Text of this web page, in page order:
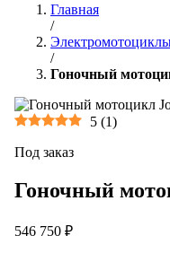
Главная
/
/
Гоночный
5 (1)
Под заказ
Гоночный
546 750 ₽